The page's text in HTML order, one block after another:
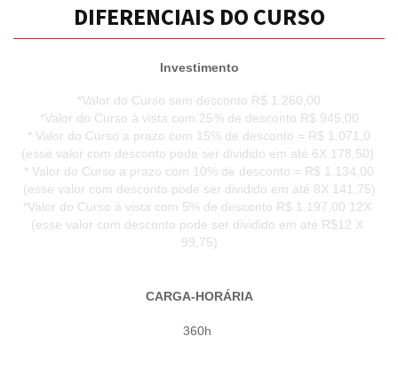
DIFERENCIAIS DO CURSO
Investimento
*Valor do Curso sem desconto R$ 1.260,00
*Valor do Curso à vista com 25% de desconto R$ 945,00
* Valor do Curso a prazo com 15% de desconto = R$ 1.071,0
(esse valor com desconto pode ser dividido em até 6X 178,50)
* Valor do Curso a prazo com 10% de desconto = R$ 1.134,00
(esse valor com desconto pode ser dividido em até 8X 141,75)
*Valor do Curso à vista com 5% de desconto R$ 1.197,00 12X
(esse valor com desconto pode ser dividido em até R$12 X
99,75)
CARGA-HORÁRIA
360h